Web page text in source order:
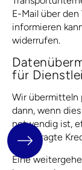
E-Mail über
informieren
widerrufen.
für
Wir übermitteln
dann, wenn
notwendig ist,
beauftragte
Eine